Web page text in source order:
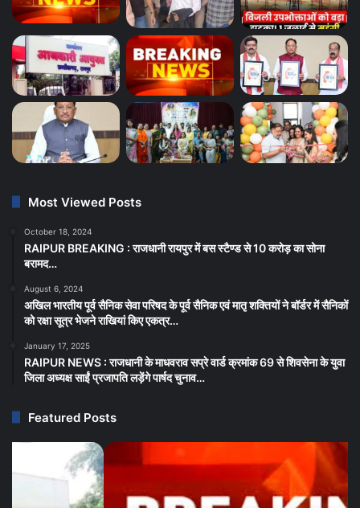
Most Viewed Posts
October 18, 2024
RAIPUR BREAKING : राजधानी रायपुर में बस स्टैण्ड से 10 करोड़ का सोना
बरामद…
August 6, 2024
अखिल भारतीय पूर्व सैनिक सेवा परिषद के पूर्व सैनिक एवं मातृ शक्तियों ने बॉर्डर में सैनिकों
को रक्षा सूत्र भेजने राखियां किए एकत्र…
January 17, 2025
RAIPUR NEWS : राजधानी के माधवराव सप्रे वार्ड क्रमांक 69 से शिवसेना के युवा
जिला अध्यक्ष साईं प्रजापति लड़ेंगे पार्षद चुनाव…
Featured Posts